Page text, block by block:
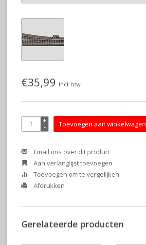
€35,99 Incl. btw
+
- Toevoegen aan winkelwagen
Email ons over dit product
Aan verlanglijst toevoegen
Toevoegen om te vergelijken
Afdrukken
Gerelateerde producten